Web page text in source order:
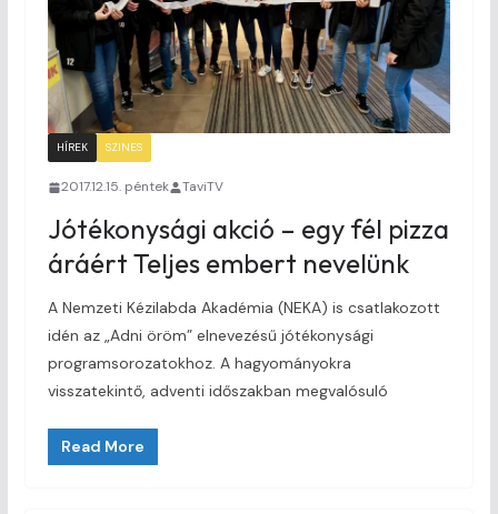
HÍREK SZINES
2017.12.15. péntek TaviTV
Jótékonysági akció – egy fél pizza
áráért Teljes embert nevelünk
A Nemzeti Kézilabda Akadémia (NEKA) is csatlakozott
idén az „Adni öröm” elnevezésű jótékonysági
programsorozatokhoz. A hagyományokra
visszatekintő, adventi időszakban megvalósuló
Read More